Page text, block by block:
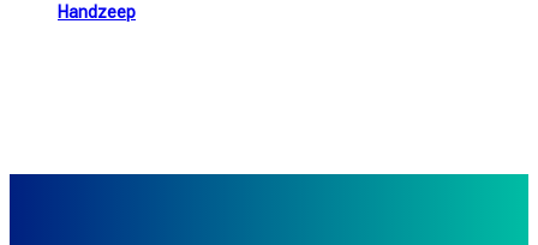
Handzeep